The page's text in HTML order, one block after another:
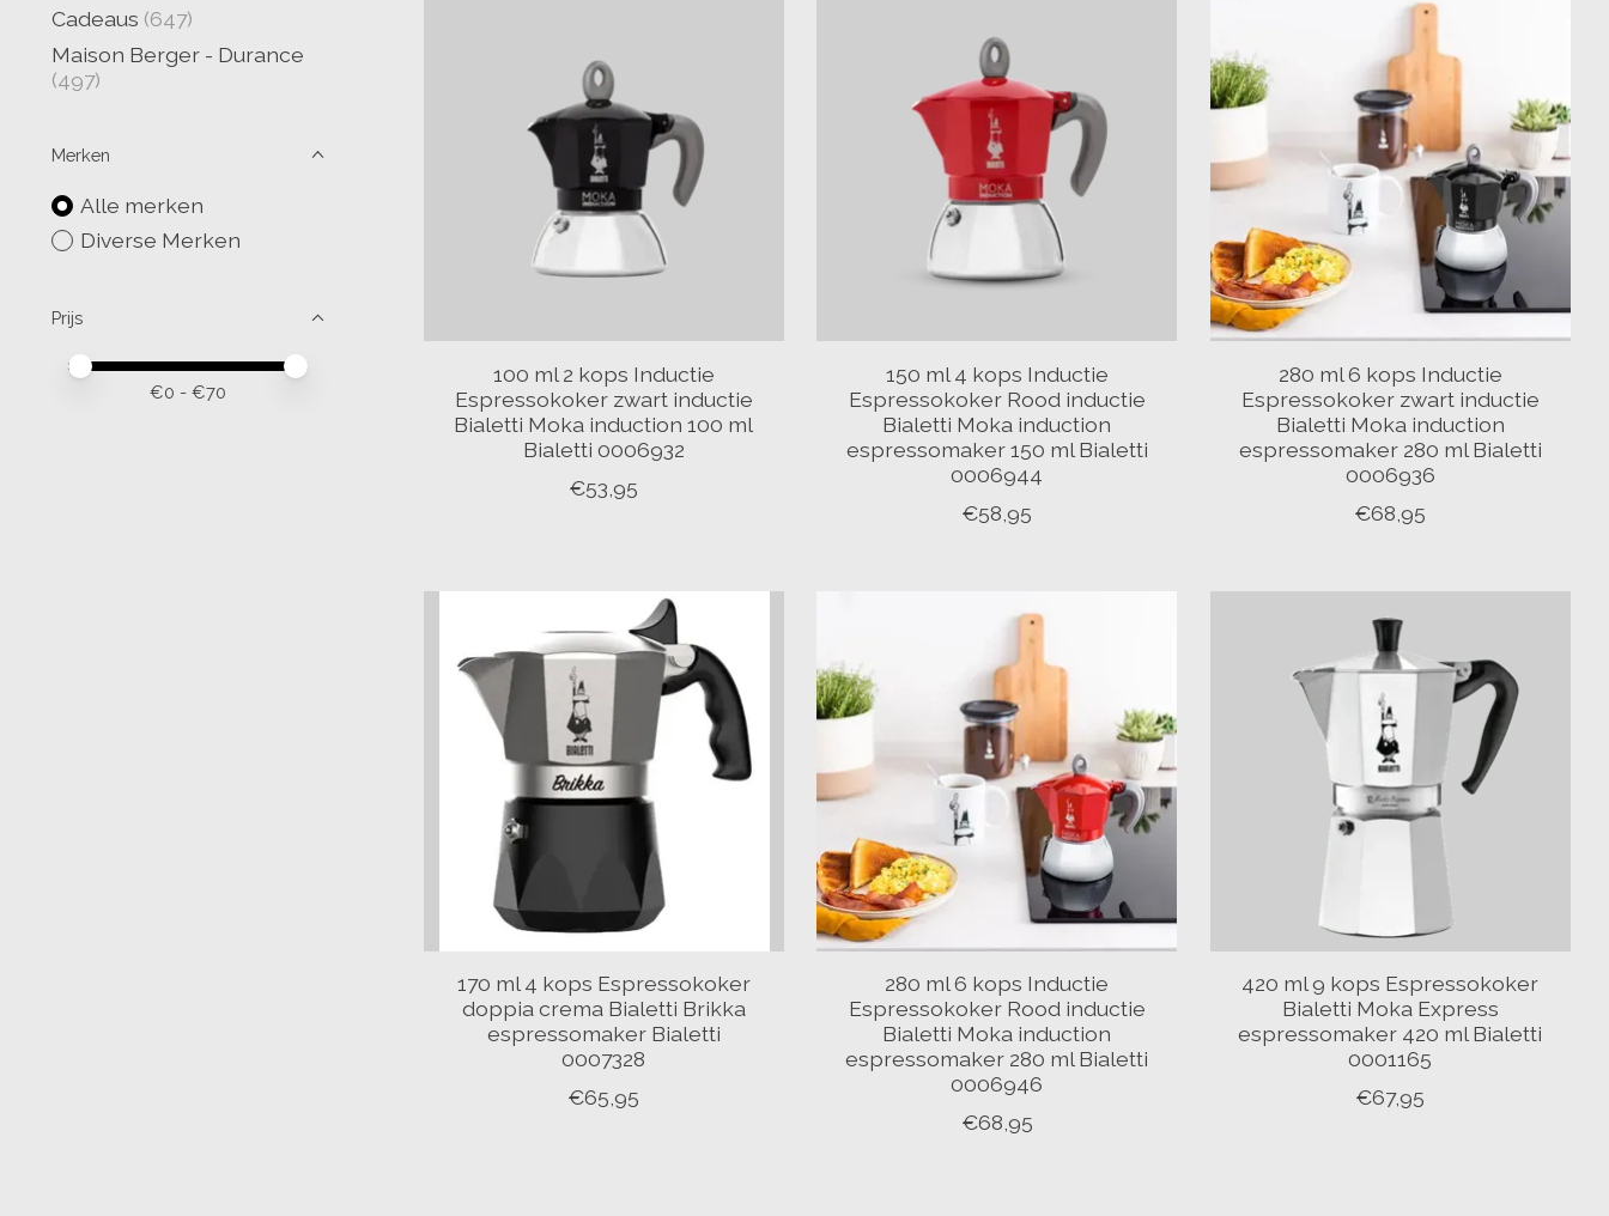
Cadeaus (647)
Maison Berger - Durance
(497)
Merken
Alle merken
Diverse Merken
Prijs
Minimale prijswaarde
Price maximum value
€0 - €70
100 ml 2 kops Inductie
Espressokoker zwart inductie
Bialetti Moka induction 100 ml
Bialetti 0006932
€53,95
150 ml 4 kops Inductie
Espressokoker Rood inductie
Bialetti Moka induction
espressomaker 150 ml Bialetti
0006944
€58,95
280 ml 6 kops Inductie
Espressokoker zwart inductie
Bialetti Moka induction
espressomaker 280 ml Bialetti
0006936
€68,95
170 ml 4 kops Espressokoker
doppia crema Bialetti Brikka
espressomaker Bialetti
0007328
€65,95
280 ml 6 kops Inductie
Espressokoker Rood inductie
Bialetti Moka induction
espressomaker 280 ml Bialetti
0006946
€68,95
420 ml 9 kops Espressokoker
Bialetti Moka Express
espressomaker 420 ml Bialetti
0001165
€67,95